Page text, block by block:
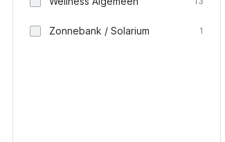
Zonnebank / Solarium 1